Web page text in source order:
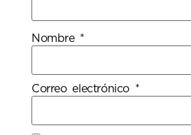
Nombre *
Correo electrónico *